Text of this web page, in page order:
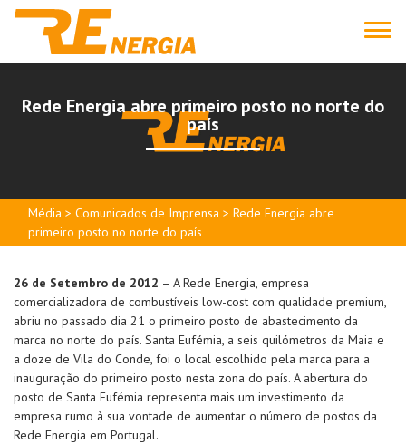
Rede Energia abre primeiro posto no norte do
país
Média > Comunicados de Imprensa > Rede Energia abre
primeiro posto no norte do país
26 de Setembro de 2012 – A Rede Energia, empresa
comercializadora de combustíveis low-cost com qualidade premium,
abriu no passado dia 21 o primeiro posto de abastecimento da
marca no norte do país. Santa Eufémia, a seis quilómetros da Maia e
a doze de Vila do Conde, foi o local escolhido pela marca para a
inauguração do primeiro posto nesta zona do país. A abertura do
posto de Santa Eufémia representa mais um investimento da
empresa rumo à sua vontade de aumentar o número de postos da
Rede Energia em Portugal.